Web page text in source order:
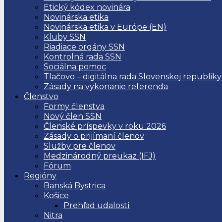
Etický kódex novinára
Novinárska etika
Novinárska etika v Európe (EN)
Kluby SSN
Riadiace orgány SSN
Kontrolná rada SSN
Sociálna pomoc
Tlačovo – digitálna rada Slovenskej republiky
Zásady na vykonanie referenda
Členstvo
Formy členstva
Nový člen SSN
Členské príspevky v roku 2026
Zásady o prijímaní členov
Služby pre členov
Medzinárodný preukaz (IFJ)
Fórum
Regióny
Banská Bystrica
Košice
Prehľad udalostí
Nitra